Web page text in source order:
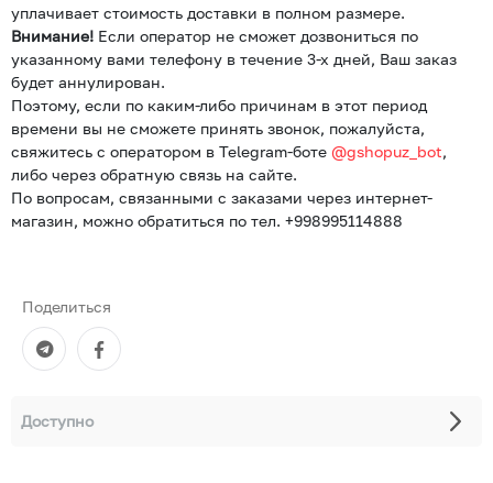
уплачивает стоимость доставки в полном размере.
Внимание! Если оператор не сможет дозвониться по
указанному вами телефону в течение 3-х дней, Ваш заказ
будет аннулирован.
Поэтому, если по каким-либо причинам в этот период
времени вы не сможете принять звонок, пожалуйста,
свяжитесь с оператором в Telegram-боте @gshopuz_bot,
либо через обратную связь на сайте.
По вопросам, связанными с заказами через интернет-
магазин, можно обратиться по тел. +998995114888
Поделиться
Доступно